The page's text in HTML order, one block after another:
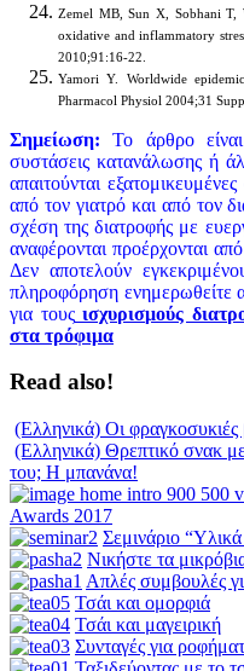
Zemel MB, Sun X, Sobhani
oxidative and inflammatory
2010;91:16-22.
Yamori Y. Worldwide
Pharmacol Physiol 2004;31
Σημείωση: Το άρθρο
συστάσεις κατανάλωσης ή
απαιτούνται
από τον γιατρό και από τον
σχέση της διατροφής με
αναφέρονται προέρχονται
Δεν αποτελούν
πληροφόρηση ενημερωθείτε
για τουςισχυρισμούς
στα τρόφιμα
Read also!
(Ελληνικά) Οι
(Ελληνικά) Θρεπτικό σνακ
του; Η μπανάνα!
Awards 2017
Σεμινάριο
Νικήστε τα
Απλές συμβουλές
Τσάι και ομορφιά
Τσάι και μαγειρική
Συνταγές για